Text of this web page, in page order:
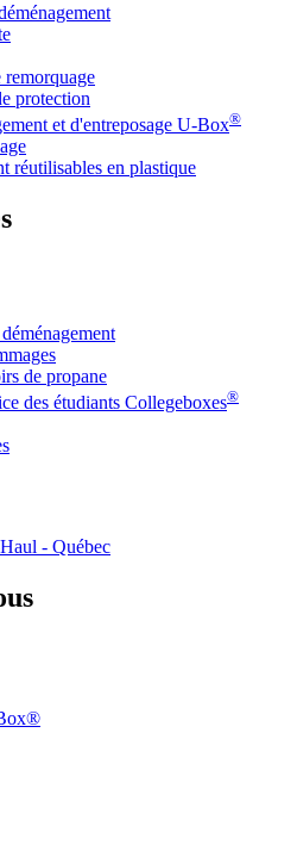
protection
et d'entreposage U-Box®
réutilisables en plastique
de propane
des étudiants Collegeboxes®
- Québec